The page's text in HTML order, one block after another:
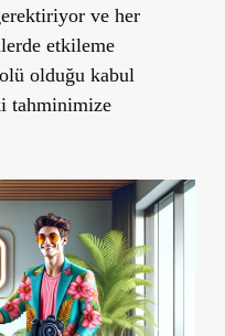
ve her
etkileme
olduğu kabul
tahminimize